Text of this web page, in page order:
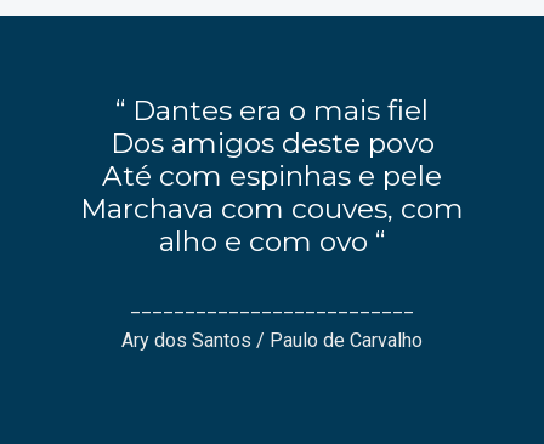
“ Dantes era o mais fiel
Dos amigos deste povo
Até com espinhas e pele
Marchava com couves, com
alho e com ovo “
Ary dos Santos / Paulo de Carvalho